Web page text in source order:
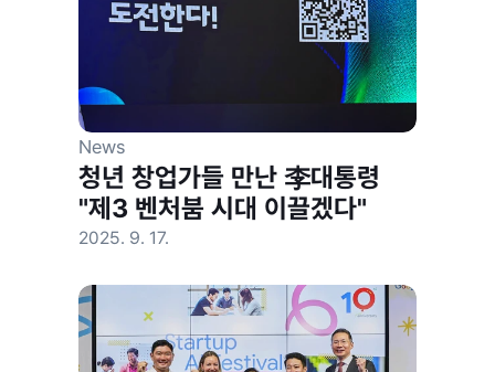
News
청년 창업가들 만난 李대통령
"제3 벤처붐 시대 이끌겠다"
2025. 9. 17.